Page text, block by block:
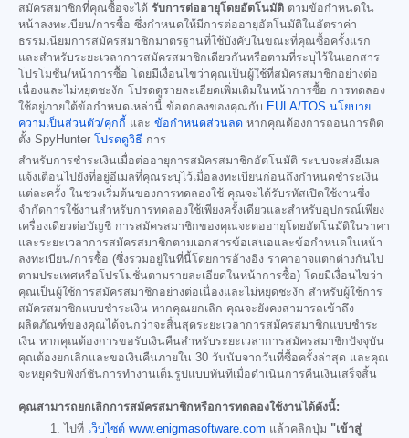
สมัครสมาชิกที่คุณซื้อจะได้ รับการต่ออายุโดยอัตโนมัติ ตามข้อกำหนดใน
หน้าลงทะเบียน/การซื้อ ซึ่งกำหนดให้มีการต่ออายุอัตโนมัติในอัตราค่า
ธรรมเนียมการสมัครสมาชิกมาตรฐานที่ใช้บังคับในขณะที่คุณซื้อครั้งแรก
และสำหรับระยะเวลาการสมัครสมาชิกเดียวกันหรือตามที่ระบุไว้ในเอกสาร
โปรโมชั่น/หน้าการซื้อ โดยมีเงื่อนไขว่าคุณเป็นผู้ใช้ที่สมัครสมาชิกอย่างต่อ
เนื่องและไม่หยุดชะงัก โปรดดูรายละเอียดเพิ่มเติมในหน้าการซื้อ การทดลอง
ใช้อยู่ภายใต้ข้อกำหนดเหล่านี้ ข้อตกลงของคุณกับ EULA/TOS นโยบาย
ความเป็นส่วนตัว/คุกกี้ และ ข้อกำหนดส่วนลด หากคุณต้องการถอนการติด
ตั้ง SpyHunter โปรดดูวิธี การ
สำหรับการชำระเงินเมื่อต่ออายุการสมัครสมาชิกอัตโนมัติ ระบบจะส่งอีเมล
แจ้งเตือนไปยังที่อยู่อีเมลที่คุณระบุไว้เมื่อลงทะเบียนก่อนถึงกำหนดชำระเงิน
แต่ละครั้ง ในช่วงเริ่มต้นของการทดลองใช้ คุณจะได้รับรหัสเปิดใช้งานซึ่ง
จำกัดการใช้งานสำหรับการทดลองใช้เพียงครั้งเดียวและสำหรับอุปกรณ์เพียง
เครื่องเดียวต่อบัญชี การสมัครสมาชิกของคุณจะต่ออายุโดยอัตโนมัติในราคา
และระยะเวลาการสมัครสมาชิกตามเอกสารข้อเสนอและข้อกำหนดในหน้า
ลงทะเบียน/การซื้อ (ซึ่งรวมอยู่ในที่นี้โดยการอ้างอิง ราคาอาจแตกต่างกันไป
ตามประเทศหรือโปรโมชั่นตามรายละเอียดในหน้าการซื้อ) โดยมีเงื่อนไขว่า
คุณเป็นผู้ใช้การสมัครสมาชิกอย่างต่อเนื่องและไม่หยุดชะงัก สำหรับผู้ใช้การ
สมัครสมาชิกแบบชำระเงิน หากคุณยกเลิก คุณจะยังคงสามารถเข้าถึง
ผลิตภัณฑ์ของคุณได้จนกว่าจะสิ้นสุดระยะเวลาการสมัครสมาชิกแบบชำระ
เงิน หากคุณต้องการขอรับเงินคืนสำหรับระยะเวลาการสมัครสมาชิกปัจจุบัน
คุณต้องยกเลิกและขอเงินคืนภายใน 30 วันนับจากวันที่ซื้อครั้งล่าสุด และคุณ
จะหยุดรับฟังก์ชันการทำงานเต็มรูปแบบทันทีเมื่อดำเนินการคืนเงินเสร็จสิ้น
คุณสามารถยกเลิกการสมัครสมาชิกหรือการทดลองใช้งานได้ดังนี้:
ไปที่ เว็บไซต์ www.enigmasoftware.com แล้วคลิกปุ่ม "เข้าสู่